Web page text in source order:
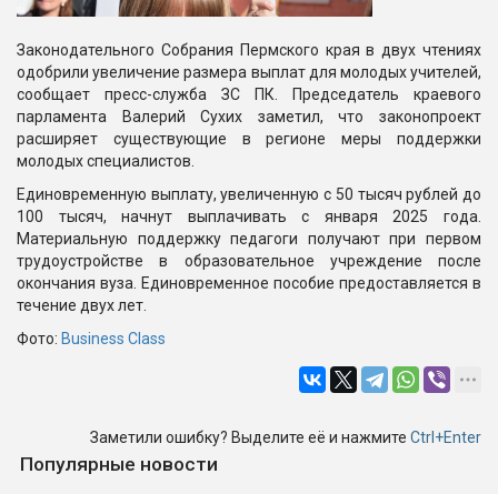
Законодательного Собрания Пермского края в двух чтениях
одобрили увеличение размера выплат для молодых учителей,
сообщает пресс-служба ЗС ПК. Председатель краевого
парламента Валерий Сухих заметил, что законопроект
расширяет существующие в регионе меры поддержки
молодых специалистов.
Единовременную выплату, увеличенную с 50 тысяч рублей до
100 тысяч, начнут выплачивать с января 2025 года.
Материальную поддержку педагоги получают при первом
трудоустройстве в образовательное учреждение после
окончания вуза. Единовременное пособие предоставляется в
течение двух лет.
Фото: Business Class
Заметили ошибку? Выделите её и нажмите Ctrl+Enter
Популярные новости